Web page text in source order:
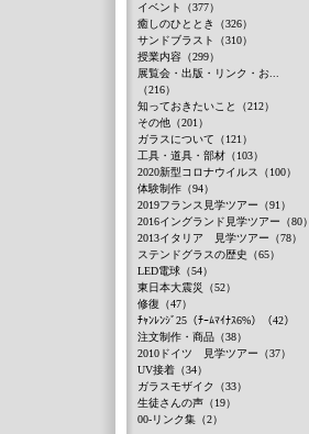
イベント（377）
癒しのひととき（326）
サンドブラスト（310）
授業内容（299）
展覧会・出版・リンク・お...
（216）
知っておきたいこと（212）
その他（201）
ガラスについて（121）
工具・道具・部材（103）
2020新型コロナウイルス（100）
体験制作（94）
2019フランス見学ツアー（91）
2016イングランド見学ツアー（80）
2013イタリア 見学ツアー（78）
ステンドグラスの歴史（65）
LED電球（54）
東日本大震災（52）
修復（47）
ﾁｬﾝﾚﾝｼﾞ25（ﾁｰﾑﾏｲﾅｽ6%）（42）
注文制作・商品（38）
2010ドイツ 見学ツアー（37）
UV接着（34）
ガラスモザイク（33）
生徒さんの声（19）
00-リンク集（2）